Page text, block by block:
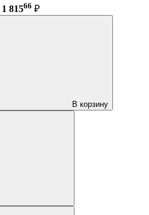
1 81566 ₽
В корзину